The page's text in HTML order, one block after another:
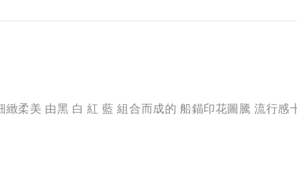
柔美 由黑 白 紅 藍 組合而成的 船錨印花圖騰 流行感